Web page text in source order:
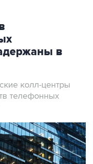
в
колл-центры
телефонных